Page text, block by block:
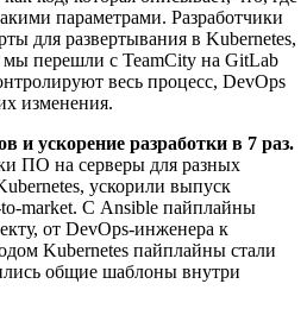
параметрами. Разработчики
для развертывания в Kubernetes,
перешли с TeamCity на GitLab
весь процесс, DevOps
изменения.
и ускорение разработки в 7 раз.
ПО на серверы для разных
ускорили выпуск
market. С Ansible пайплайны
от DevOps-инженера к
Kubernetes пайплайны стали
общие шаблоны внутри